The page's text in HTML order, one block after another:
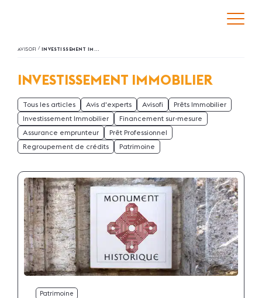
AVISOFI /
INVESTISSEMENT IMMOBILIER
Tous les articles Avis d'experts Avisofi
Prêts Immobilier
Investissement Immobilier
Financement sur-mesure
Assurance emprunteur
Prêt Professionnel
Regroupement de crédits
Patrimoine
Patrimoine